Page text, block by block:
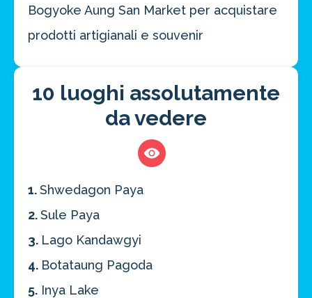
Bogyoke Aung San Market per acquistare
prodotti artigianali e souvenir
10 luoghi assolutamente
da vedere
1.Shwedagon Paya
2.Sule Paya
3. Lago Kandawgyi
4. Botataung Pagoda
5. Inya Lake